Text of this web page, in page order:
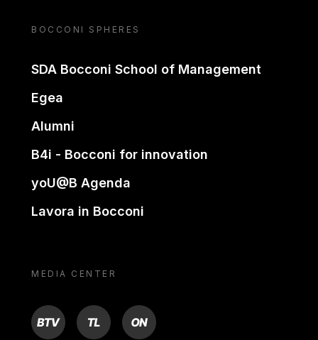
BOCCONI SPHERES
SDA Bocconi School of Management
Egea
Alumni
B4i - Bocconi for innovation
yoU@B Agenda
Lavora in Bocconi
MEDIA CENTER
BTV TL ON